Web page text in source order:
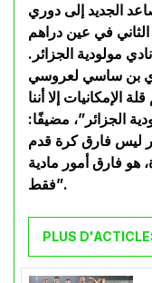
الجديد إلى دوري
في عين دراهم
مولودية الجزائر.
بن ساسي لعروسي
الإمكانيات إلا أننا
الجزائر”، مضيفًا:
ليس فارق كرة قدم
هو فارق أمور مادية
فقط”.
PLUS